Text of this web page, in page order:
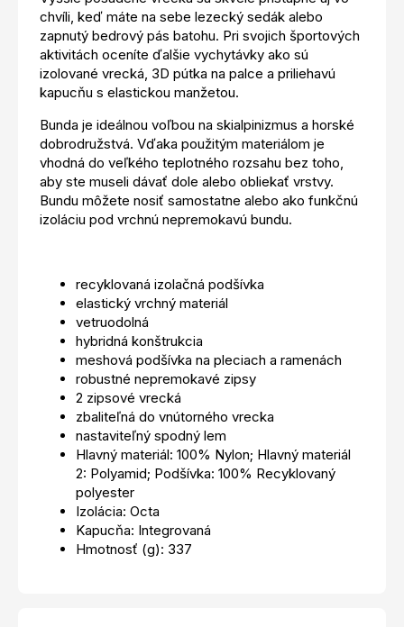
chvíli, keď máte na sebe lezecký sedák alebo
zapnutý bedrový pás batohu. Pri svojich športových
aktivitách oceníte ďalšie vychytávky ako sú
izolované vrecká, 3D pútka na palce a priliehavú
kapucňu s elastickou manžetou.
Bunda je ideálnou voľbou na skialpinizmus a horské
dobrodružstvá. Vďaka použitým materiálom je
vhodná do veľkého teplotného rozsahu bez toho,
aby ste museli dávať dole alebo obliekať vrstvy.
Bundu môžete nosiť samostatne alebo ako funkčnú
izoláciu pod vrchnú nepremokavú bundu.
recyklovaná izolačná podšívka
elastický vrchný materiál
vetruodolná
hybridná konštrukcia
meshová podšívka na pleciach a ramenách
robustné nepremokavé zipsy
2 zipsové vrecká
zbaliteľná do vnútorného vrecka
nastaviteľný spodný lem
Hlavný materiál: 100% Nylon; Hlavný materiál
2: Polyamid; Podšívka: 100% Recyklovaný
polyester
Izolácia: Octa
Kapucňa: Integrovaná
Hmotnosť (g): 337